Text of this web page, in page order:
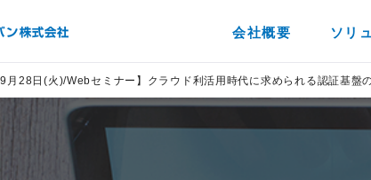
会社概要 ソリ
9月28日(火)/Webセミナー】クラウド利活用時代に求められる認証基盤